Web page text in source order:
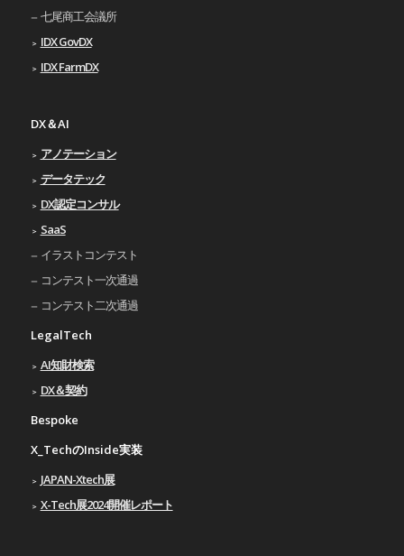
七尾商工会議所
IDX GovDX
IDX FarmDX
DX＆AI
アノテーション
データテック
DX認定コンサル
SaaS
イラストコンテスト
コンテスト一次通過
コンテスト二次通過
LegalTech
AI知財検索
DX＆契約
Bespoke
X_TechのInside実装
JAPAN-Xtech展
X-Tech展2024開催レポート